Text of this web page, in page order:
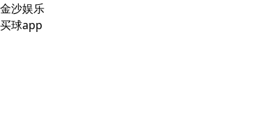
金沙娱乐
买球app